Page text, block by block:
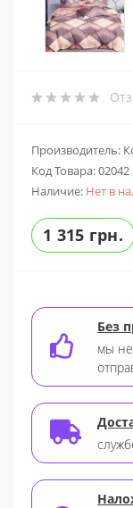
Производитель:
Код Товара:02042
Наличие: Нет в
1 315 грн.
Без
мы